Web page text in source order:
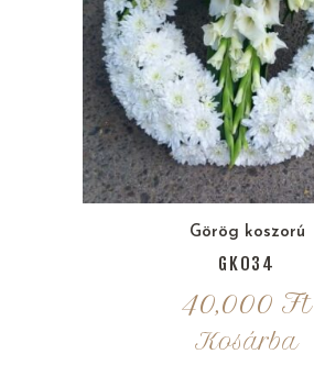
Görög koszorú
GK034
40,000 Ft
Kosárba